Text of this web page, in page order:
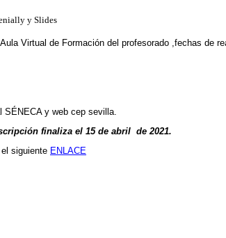
y Slides
Virtual de Formación del profesorado ,fechas de
y web cep sevilla.
finaliza el 15 de abril de 2021.
siguiente ENLACE